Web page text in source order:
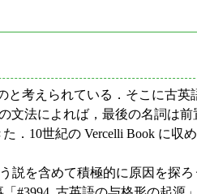
考えられている．そこに古英
文法によれば，最後の名詞は前
．10世紀の Vercelli Book に収
説を含めて積極的に原因を探ろ